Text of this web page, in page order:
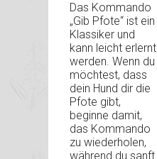
Das Kommando
„Gib Pfote“ ist ein
Klassiker und
kann leicht erlernt
werden. Wenn du
möchtest, dass
dein Hund dir die
Pfote gibt,
beginne damit,
das Kommando
zu wiederholen,
während du sanft